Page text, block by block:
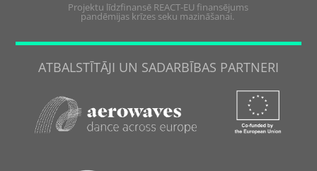
Projektu līdzfinansē REACT-EU finansējums
pandēmijas krīzes seku mazināšanai.
ATBALSTĪTĀJI UN SADARBĪBAS PARTNERI